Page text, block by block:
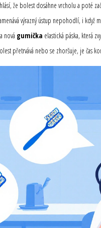
že bolest dosáhne vrcholu a poté
výrazný ústup nepohodlí, i když
nová gumička elastická páska, která
přetrvává nebo se zhoršuje, je čas